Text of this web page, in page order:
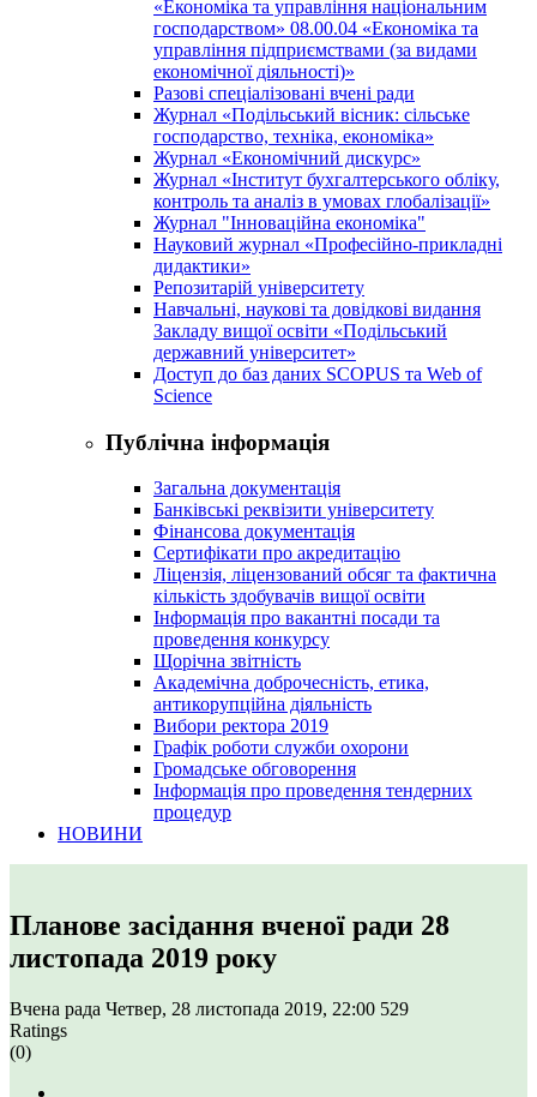
«Економіка та управління національним
господарством» 08.00.04 «Економіка та
управління підприємствами (за видами
економічної діяльності)»
Разові спеціалізовані вчені ради
Журнал «Подільський вісник: сільське
господарство, техніка, економіка»
Журнал «Економічний дискурс»
Журнал «Інститут бухгалтерського обліку,
контроль та аналіз в умовах глобалізації»
Журнал "Інноваційна економіка"
Науковий журнал «Професійно-прикладні
дидактики»
Репозитарій університету
Навчальні, наукові та довідкові видання
Закладу вищої освіти «Подільський
державний університет»
Доступ до баз даних SCOPUS та Web of
Science
Публічна інформація
Загальна документація
Банківські реквізити університету
Фінансова документація
Сертифікати про акредитацію
Ліцензія, ліцензований обсяг та фактична
кількість здобувачів вищої освіти
Інформація про вакантні посади та
проведення конкурсу
Щорічна звітність
Академічна доброчесність, етика,
антикорупційна діяльність
Вибори ректора 2019
Графік роботи служби охорони
Громадське обговорення
Інформація про проведення тендерних
процедур
НОВИНИ
Планове засідання вченої ради 28
листопада 2019 року
Вчена рада Четвер, 28 листопада 2019, 22:00 529
Ratings
(0)